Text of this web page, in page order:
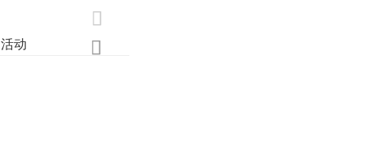

活动 